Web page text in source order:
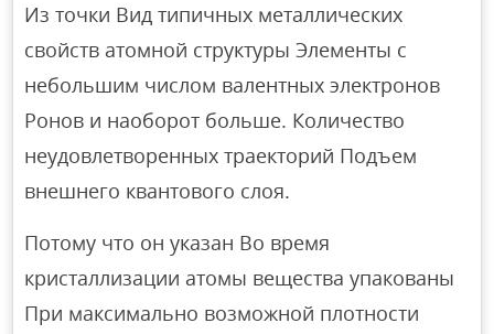
Из точки Вид типичных металлических
свойств атомной структуры Элементы с
небольшим числом валентных электронов
Ронов и наоборот больше. Количество
неудовлетворенных траекторий Подъем
внешнего квантового слоя.
Потому что он указан Во время
кристаллизации атомы вещества упакованы
При максимально возможной плотности